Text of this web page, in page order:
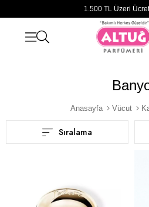
1.500 TL Üzeri
Anasayfa Vücut
Sıralama